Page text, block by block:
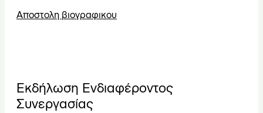
Αποστολη βιογραφικου
Εκδήλωση Ενδιαφέροντος
Συνεργασίας